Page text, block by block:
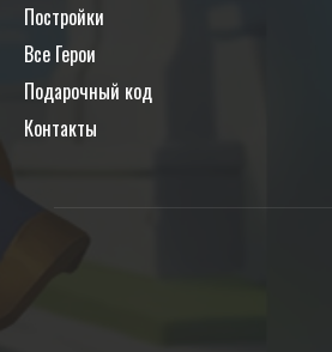
Постройки
Все Герои
Подарочный код
Контакты